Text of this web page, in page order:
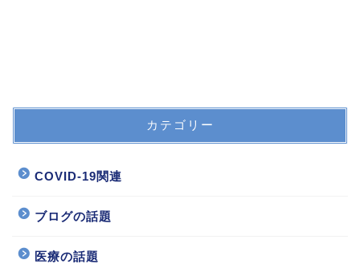
カテゴリー
COVID-19関連
ブログの話題
医療の話題